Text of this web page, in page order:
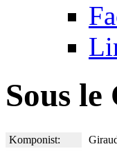
Sous
Komponist: